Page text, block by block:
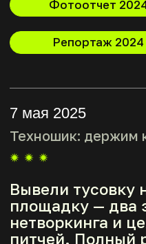
И
АМБИЦИЙ,
НЕПРЕМЕННО
КТО ХОТЬ РАЗ
ЭТОТ ВАЙБ!
ЧИСТАЯ ЭНЕРГИЯ
МОЛОДОСТИ,